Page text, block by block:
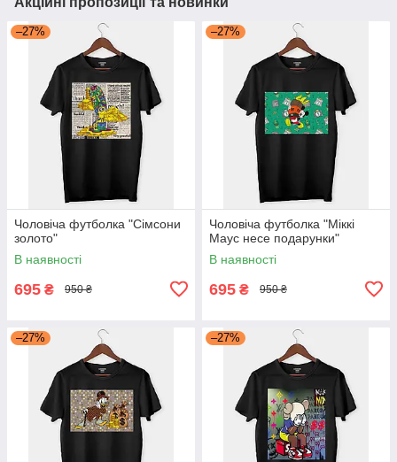
–27%
Чоловіча футболка "Сімсони
золото"
В наявності
695 ₴ 950 ₴
–27%
Чоловіча футболка "Міккі
Маус несе подарунки"
В наявності
695 ₴ 950 ₴
–27% –27%